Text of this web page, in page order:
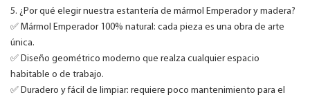
5. ¿Por qué elegir nuestra estantería de mármol Emperador y madera?
✅ Mármol Emperador 100% natural: cada pieza es una obra de arte
única.
✅ Diseño geométrico moderno que realza cualquier espacio
habitable o de trabajo.
✅ Duradero y fácil de limpiar: requiere poco mantenimiento para el